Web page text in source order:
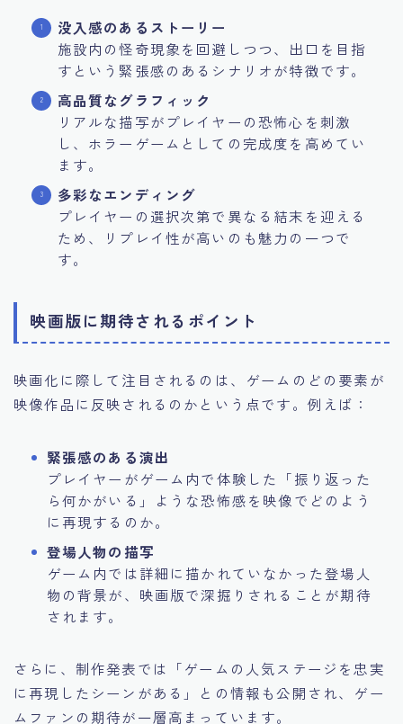
没入感のあるストーリー
施設内の怪奇現象を回避しつつ、出口を目指
すという緊張感のあるシナリオが特徴です。
高品質なグラフィック
リアルな描写がプレイヤーの恐怖心を刺激
し、ホラーゲームとしての完成度を高めてい
ます。
多彩なエンディング
プレイヤーの選択次第で異なる結末を迎える
ため、リプレイ性が高いのも魅力の一つで
す。
映画版に期待されるポイント
映画化に際して注目されるのは、ゲームのどの要素が
映像作品に反映されるのかという点です。例えば：
緊張感のある演出
プレイヤーがゲーム内で体験した「振り返った
ら何かがいる」ような恐怖感を映像でどのよう
に再現するのか。
登場人物の描写
ゲーム内では詳細に描かれていなかった登場人
物の背景が、映画版で深掘りされることが期待
されます。
さらに、制作発表では「ゲームの人気ステージを忠実
に再現したシーンがある」との情報も公開され、ゲー
ムファンの期待が一層高まっています。